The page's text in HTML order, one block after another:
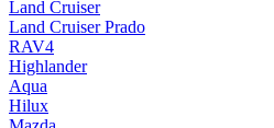
Land Cruiser
Land Cruiser Prado
RAV4
Highlander
Aqua
Hilux